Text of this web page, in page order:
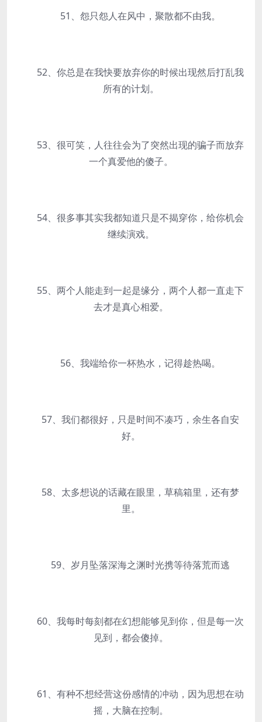
51、怨只怨人在风中，聚散都不由我。
52、你总是在我快要放弃你的时候出现然后打乱我
所有的计划。
53、很可笑，人往往会为了突然出现的骗子而放弃
一个真爱他的傻子。
54、很多事其实我都知道只是不揭穿你，给你机会
继续演戏。
55、两个人能走到一起是缘分，两个人都一直走下
去才是真心相爱。
56、我端给你一杯热水，记得趁热喝。
57、我们都很好，只是时间不凑巧，余生各自安
好。
58、太多想说的话藏在眼里，草稿箱里，还有梦
里。
59、岁月坠落深海之渊时光携等待落荒而逃
60、我每时每刻都在幻想能够见到你，但是每一次
见到，都会傻掉。
61、有种不想经营这份感情的冲动，因为思想在动
摇，大脑在控制。